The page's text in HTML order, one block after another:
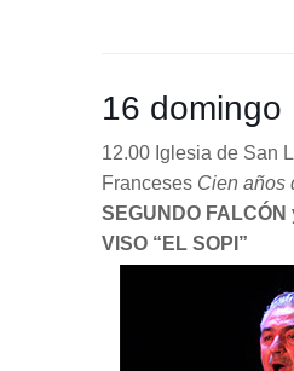
16 domingo
12.00 Iglesia de San
Franceses Cien años
SEGUNDO FALCÓN
VISO “EL SOPI”